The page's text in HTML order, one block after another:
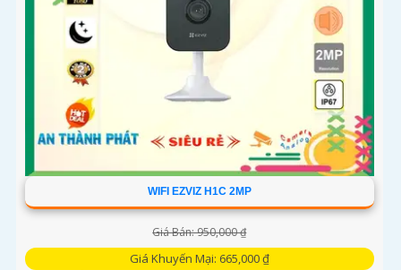
WIFI EZVIZ H1C 2MP
Giá Bán: 950,000 ₫
Giá Khuyến Mại: 665,000 ₫